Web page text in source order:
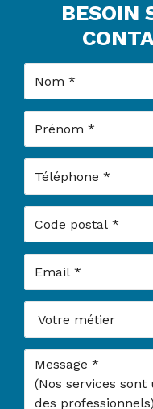
BESOIN
Message